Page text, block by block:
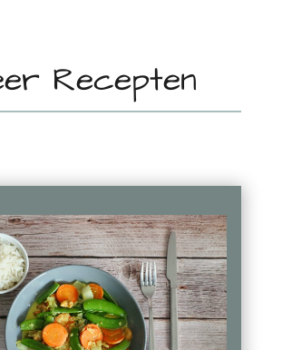
Recepten